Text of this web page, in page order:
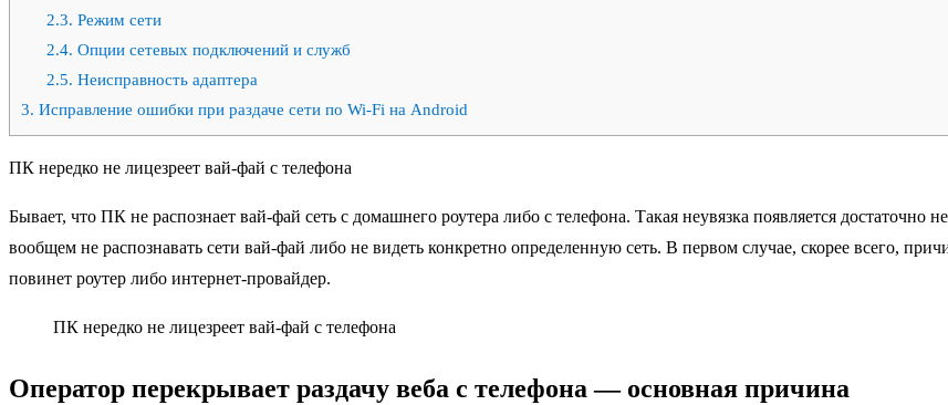
2.3. Режим сети
2.4. Опции сетевых подключений и служб
2.5. Неисправность адаптера
3. Исправление ошибки при раздаче сети по Wi-Fi на Android
ПК нередко не лицезреет вай-фай с телефона
Бывает, что ПК не распознает вай-фай сеть с домашнего роутера либо с телефона. Такая неувязка появляется
вообщем не распознавать сети вай-фай либо не видеть конкретно определенную сеть. В первом случае, скорее всего,
повинет роутер либо интернет-провайдер.
ПК нередко не лицезреет вай-фай с телефона
Оператор перекрывает раздачу веба с телефона — основная причина